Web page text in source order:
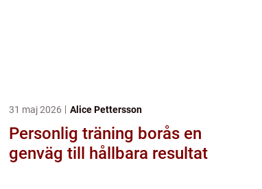
31 maj 2026 Alice Pettersson
Personlig träning borås en
genväg till hållbara resultat